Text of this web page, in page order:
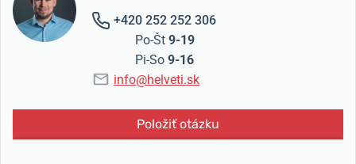
+420 252 252 306
Po-Št 9-19
Pi-So 9-16
info@helveti.sk
Položiť otázku